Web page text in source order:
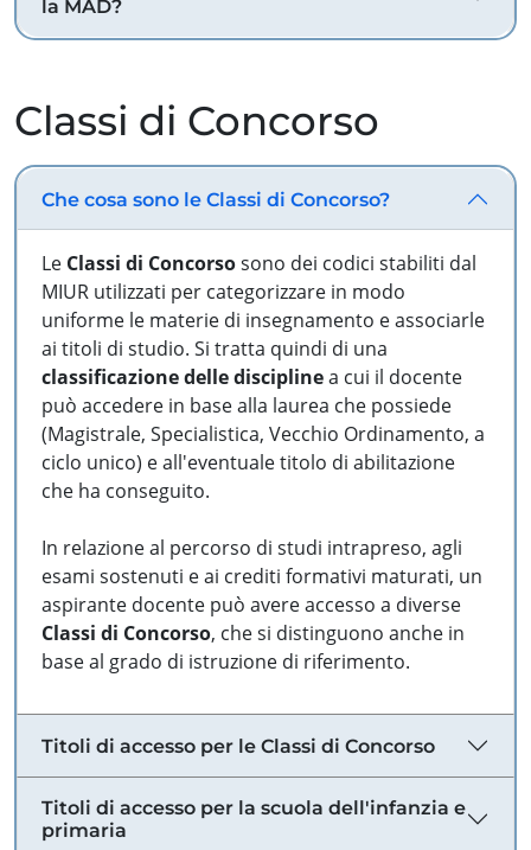
la MAD?
Classi di Concorso
Che cosa sono le Classi di Concorso?
Le Classi di Concorsosono dei codici stabiliti dal
MIUR utilizzati per categorizzare in modo
uniforme le materie di insegnamento e associarle
ai titoli di studio. Si tratta quindi di una
classificazione delle disciplinea cui il docente
può accedere in base alla laurea che possiede
(Magistrale, Specialistica, Vecchio Ordinamento, a
ciclo unico) e all'eventuale titolo di abilitazione
che ha conseguito.
In relazione al percorso di studi intrapreso, agli
esami sostenuti e ai crediti formativi maturati, un
aspirante docente può avere accesso a diverse
Classi di Concorso, che si distinguono anche in
base al grado di istruzione di riferimento.
Titoli di accesso per le Classi di Concorso
Titoli di accesso per la scuola dell'infanzia e
primaria